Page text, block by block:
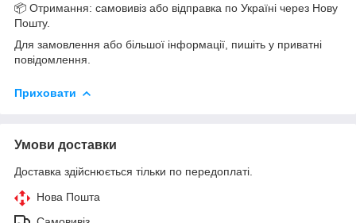
📦 Отримання: самовивіз або відправка по Україні через Нову
Пошту.
Для замовлення або більшої інформації, пишіть у приватні
повідомлення.
Приховати
Умови доставки
Доставка здійснюється тільки по передоплаті.
Нова Пошта